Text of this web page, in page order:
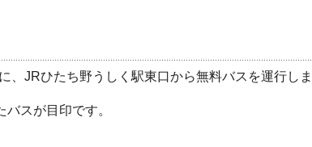
、JRひたち野うしく駅東口から無料バスを運行しま
スが目印です。